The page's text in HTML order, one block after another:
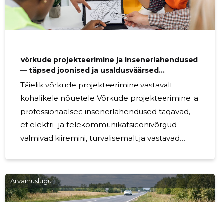
Võrkude projekteerimine ja insenerlahendused
— täpsed joonised ja usaldusväärsed
koormusarvutused
Täielik võrkude projekteerimine vastavalt
kohalikele nõuetele Võrkude projekteerimine ja
professionaalsed insenerlahendused tagavad,
et elektri- ja telekommunikatsioonivõrgud
valmivad kiiremini, turvalisemalt ja vastavad
vähendavad ehitusriske, lihtsustavad lubade
saamist ning kiirendavad tööde alustamist. Kes
Arvamuslugu